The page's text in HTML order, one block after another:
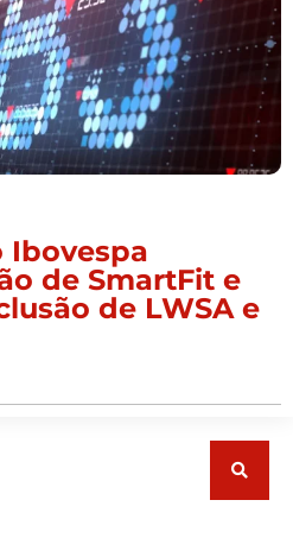
Ibovespa
de SmartFit e
de LWSA e